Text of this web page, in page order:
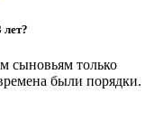
сыновьям только
были порядки.